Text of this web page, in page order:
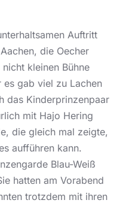
Auftritt
die Oecher
kleinen Bühne
es gab viel zu Lachen
das Kinderprinzenpaar
mit Hajo Hering
die gleich mal zeigte,
aufführen kann.
Blau-Weiß
hatten am Vorabend
trotzdem mit ihren